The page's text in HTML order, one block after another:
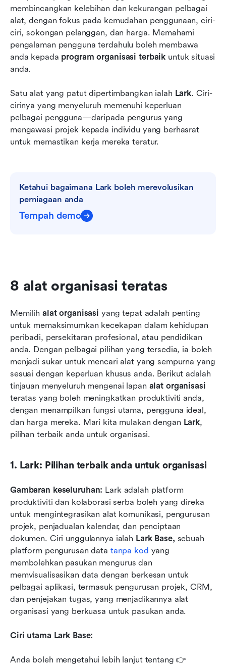
membincangkan kelebihan dan kekurangan pelbagai
alat, dengan fokus pada kemudahan penggunaan, ciri-
ciri, sokongan pelanggan, dan harga. Memahami
pengalaman pengguna terdahulu boleh membawa
anda kepada program organisasi terbaik untuk situasi
anda.
Satu alat yang patut dipertimbangkan ialah Lark. Ciri-
cirinya yang menyeluruh memenuhi keperluan
pelbagai pengguna—daripada pengurus yang
mengawasi projek kepada individu yang berhasrat
untuk memastikan kerja mereka teratur.
Ketahui bagaimana Lark boleh merevolusikan
perniagaan anda
Tempah demo
8 alat organisasi teratas
Memilih alat organisasi yang tepat adalah penting
untuk memaksimumkan kecekapan dalam kehidupan
peribadi, persekitaran profesional, atau pendidikan
anda. Dengan pelbagai pilihan yang tersedia, ia boleh
menjadi sukar untuk mencari alat yang sempurna yang
sesuai dengan keperluan khusus anda. Berikut adalah
tinjauan menyeluruh mengenai lapan alat organisasi
teratas yang boleh meningkatkan produktiviti anda,
dengan menampilkan fungsi utama, pengguna ideal,
dan harga mereka. Mari kita mulakan dengan Lark,
pilihan terbaik anda untuk organisasi.
1. Lark: Pilihan terbaik anda untuk organisasi
Gambaran keseluruhan: Lark adalah platform
produktiviti dan kolaborasi serba boleh yang direka
untuk mengintegrasikan alat komunikasi, pengurusan
projek, penjadualan kalendar, dan penciptaan
dokumen. Ciri unggulannya ialah Lark Base, sebuah
platform pengurusan data tanpa kod yang
membolehkan pasukan mengurus dan
memvisualisasikan data dengan berkesan untuk
pelbagai aplikasi, termasuk pengurusan projek, CRM,
dan penjejakan tugas, yang menjadikannya alat
organisasi yang berkuasa untuk pasukan anda.
Ciri utama Lark Base:
Anda boleh mengetahui lebih lanjut tentang 👉